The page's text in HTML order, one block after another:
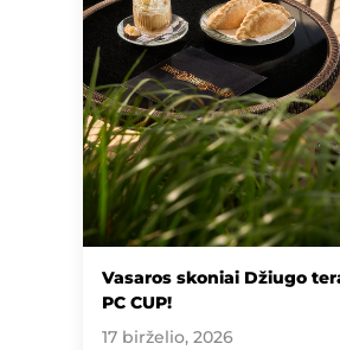
Vasaros skoniai Džiugo
PC CUP!
17 birželio, 2026